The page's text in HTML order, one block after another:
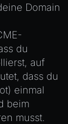
Domain
du
auf
dass du
einmal
beim
musst.